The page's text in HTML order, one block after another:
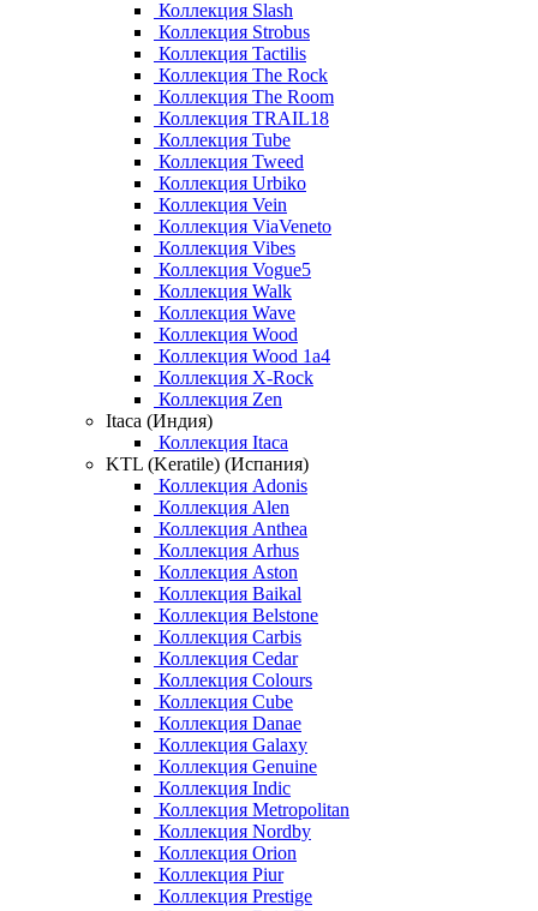
Коллекция Slash
Коллекция Strobus
Коллекция Tactilis
Коллекция The Rock
Коллекция The Room
Коллекция TRAIL18
Коллекция Tube
Коллекция Tweed
Коллекция Urbiko
Коллекция Vein
Коллекция ViaVeneto
Коллекция Vibes
Коллекция Vogue5
Коллекция Walk
Коллекция Wave
Коллекция Wood
Коллекция Wood 1a4
Коллекция X-Rock
Коллекция Zen
Itaca (Индия)
Коллекция Itaca
KTL (Keratile) (Испания)
Коллекция Adonis
Коллекция Alen
Коллекция Anthea
Коллекция Arhus
Коллекция Aston
Коллекция Baikal
Коллекция Belstone
Коллекция Carbis
Коллекция Cedar
Коллекция Colours
Коллекция Cube
Коллекция Danae
Коллекция Galaxy
Коллекция Genuine
Коллекция Indic
Коллекция Metropolitan
Коллекция Nordby
Коллекция Orion
Коллекция Piur
Коллекция Prestige